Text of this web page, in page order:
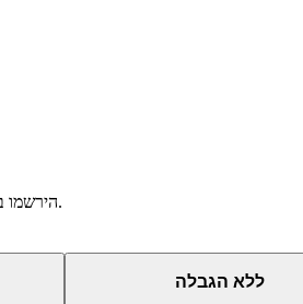
הירשמו בחינם וקבלו 5 דקות כלולות, או בחרו בחבילה לשימוש קבוע.
ללא הגבלה